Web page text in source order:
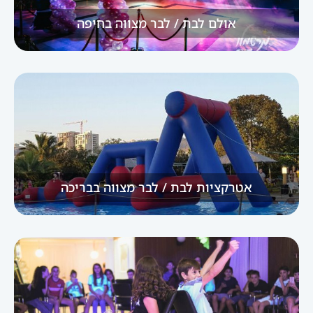
אולם לבת / לבר מצווה בחיפה
אטרקציות לבת / לבר מצווה בבריכה